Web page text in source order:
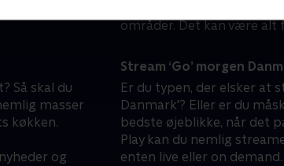
eksperter, som skal
områder. Det kan være alt
Så skal du
masser
køkken.
og
Stream ‘Go’ morgen
Er du typen, der elsker at
Danmark'? Eller er du
bedste øjeblikke, når det
Play kan du nemlig
enten live eller on demand.